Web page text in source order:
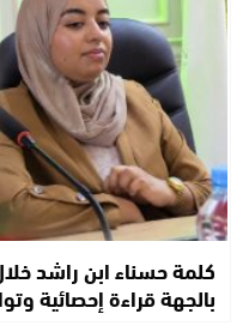
كلمة حسناء ابن راشد
بالجهة قراءة إحصائية